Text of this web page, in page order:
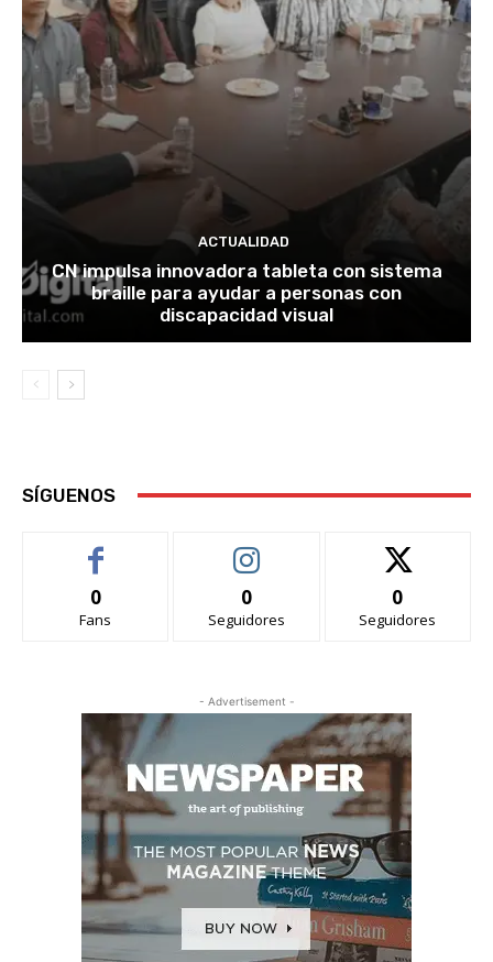
ACTUALIDAD
CN impulsa innovadora tableta con sistema
braille para ayudar a personas con
discapacidad visual
SÍGUENOS
0
Fans
0
Seguidores
0
Seguidores
- Advertisement -